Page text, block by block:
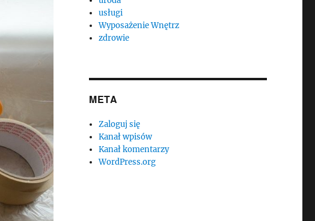
usługi
Wyposażenie Wnętrz
zdrowie
META
Zaloguj się
Kanał wpisów
Kanał komentarzy
WordPress.org